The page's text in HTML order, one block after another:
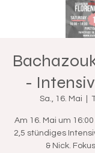
-
Sa., 16. Mai
Am 16. Mai um
2,5 stündiges
& Nick.